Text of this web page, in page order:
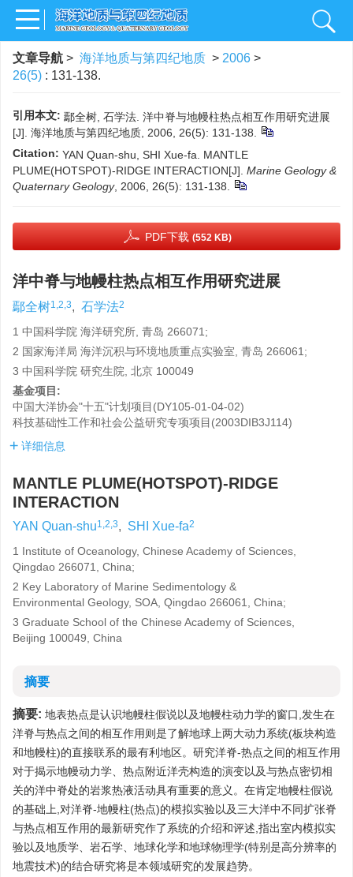
文章导航 > 海洋地质与第四纪地质 > 2006 >
26(5) : 131-138.
引用本文: 鄢全树, 石学法. 洋中脊与地幔柱热点相互作用研究进展
[J]. 海洋地质与第四纪地质, 2006, 26(5): 131-138.
Citation: YAN Quan-shu, SHI Xue-fa. MANTLE
PLUME(HOTSPOT)-RIDGE INTERACTION[J]. Marine Geology &
Quaternary Geology, 2006, 26(5): 131-138.
PDF下载 (552 KB)
洋中脊与地幔柱热点相互作用研究进展
鄢全树1,2,3, 石学法2
1 中国科学院 海洋研究所, 青岛 266071;
2 国家海洋局 海洋沉积与环境地质重点实验室, 青岛 266061;
3 中国科学院 研究生院, 北京 100049
基金项目:
中国大洋协会"十五"计划项目(DY105-01-04-02)
科技基础性工作和社会公益研究专项项目(2003DIB3J114)
详细信息
MANTLE PLUME(HOTSPOT)-RIDGE
INTERACTION
YAN Quan-shu1,2,3, SHI Xue-fa2
1 Institute of Oceanology, Chinese Academy of Sciences,
Qingdao 266071, China;
2 Key Laboratory of Marine Sedimentology &
Environmental Geology, SOA, Qingdao 266061, China;
3 Graduate School of the Chinese Academy of Sciences,
Beijing 100049, China
摘要
摘要: 地表热点是认识地幔柱假说以及地幔柱动力学的窗口,发生在
洋脊与热点之间的相互作用则是了解地球上两大动力系统(板块构造
和地幔柱)的直接联系的最有利地区。研究洋脊-热点之间的相互作用
对于揭示地幔动力学、热点附近洋壳构造的演变以及与热点密切相
关的洋中脊处的岩浆热液活动具有重要的意义。在肯定地幔柱假说
的基础上,对洋脊-地幔柱(热点)的模拟实验以及三大洋中不同扩张脊
与热点相互作用的最新研究作了系统的介绍和评述,指出室内模拟实
验以及地质学、岩石学、地球化学和地球物理学(特别是高分辨率的
地震技术)的结合研究将是本领域研究的发展趋势。